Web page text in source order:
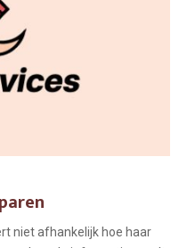
niet afhankelijk hoe haar